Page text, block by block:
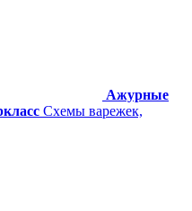
Ажурные
Схемы варежек,